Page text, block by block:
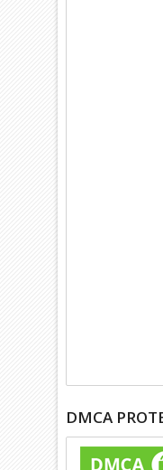
DMCA